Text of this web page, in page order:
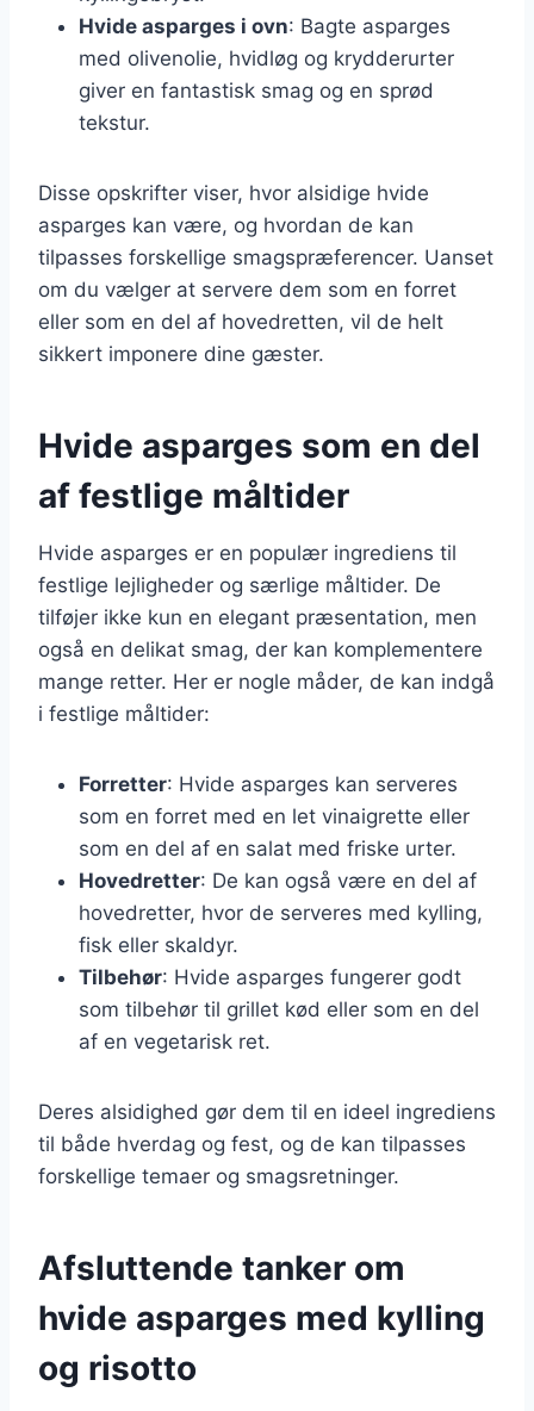
Hvide asparges i ovn: Bagte asparges
med olivenolie, hvidløg og krydderurter
giver en fantastisk smag og en sprød
tekstur.
Disse opskrifter viser, hvor alsidige hvide
asparges kan være, og hvordan de kan
tilpasses forskellige smagspræferencer. Uanset
om du vælger at servere dem som en forret
eller som en del af hovedretten, vil de helt
sikkert imponere dine gæster.
Hvide asparges som en del
af festlige måltider
Hvide asparges er en populær ingrediens til
festlige lejligheder og særlige måltider. De
tilføjer ikke kun en elegant præsentation, men
også en delikat smag, der kan komplementere
mange retter. Her er nogle måder, de kan indgå
i festlige måltider:
Forretter: Hvide asparges kan serveres
som en forret med en let vinaigrette eller
som en del af en salat med friske urter.
Hovedretter: De kan også være en del af
hovedretter, hvor de serveres med kylling,
fisk eller skaldyr.
Tilbehør: Hvide asparges fungerer godt
som tilbehør til grillet kød eller som en del
af en vegetarisk ret.
Deres alsidighed gør dem til en ideel ingrediens
til både hverdag og fest, og de kan tilpasses
forskellige temaer og smagsretninger.
Afsluttende tanker om
hvide asparges med kylling
og risotto